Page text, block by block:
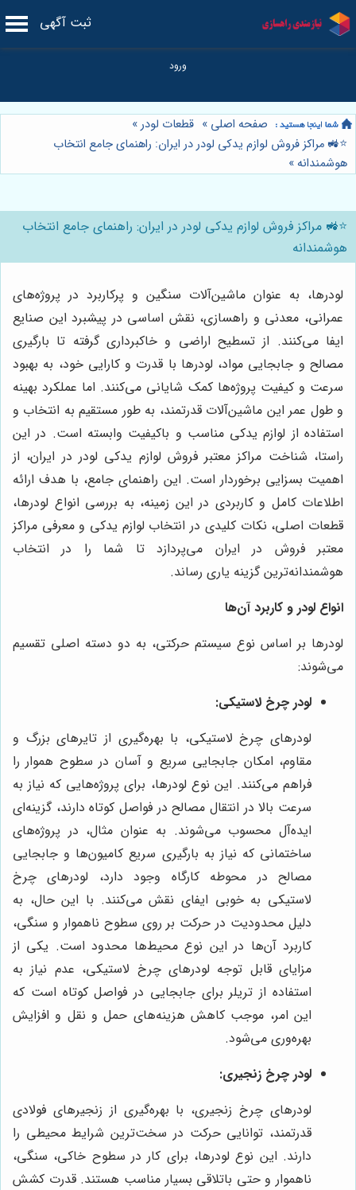
ثبت آگهی
صفحه اصلی » قطعات لودر»
⭐️🚜 مراکز فروش لوازم یدکی لودر در ایران: راهنمای جامع انتخاب
هوشمندانه»
⭐️🚜 مراکز فروش لوازم یدکی لودر در ایران: راهنمای جامع انتخاب
هوشمندانه
لودرها، به عنوان ماشین‌آلات سنگین و پرکاربرد در پروژه‌های
عمرانی، معدنی و راهسازی، نقش اساسی در پیشبرد این صنایع
ایفا می‌کنند. از تسطیح اراضی و خاکبرداری گرفته تا بارگیری
مصالح و جابجایی مواد، لودرها با قدرت و کارایی خود، به بهبود
سرعت و کیفیت پروژه‌ها کمک شایانی می‌کنند. اما عملکرد بهینه
و طول عمر این ماشین‌آلات قدرتمند، به طور مستقیم به انتخاب و
استفاده از لوازم یدکی مناسب و باکیفیت وابسته است. در این
راستا، شناخت مراکز معتبر فروش لوازم یدکی لودر در ایران، از
اهمیت بسزایی برخوردار است. این راهنمای جامع، با هدف ارائه
اطلاعات کامل و کاربردی در این زمینه، به بررسی انواع لودرها،
قطعات اصلی، نکات کلیدی در انتخاب لوازم یدکی و معرفی مراکز
معتبر فروش در ایران می‌پردازد تا شما را در انتخاب
هوشمندانه‌ترین گزینه یاری رساند.
انواع لودر و کاربرد آن‌ها
لودرها بر اساس نوع سیستم حرکتی، به دو دسته اصلی تقسیم
می‌شوند:
لودر چرخ لاستیکی:
لودرهای چرخ لاستیکی، با بهره‌گیری از تایرهای بزرگ و
مقاوم، امکان جابجایی سریع و آسان در سطوح هموار را
فراهم می‌کنند. این نوع لودرها، برای پروژه‌هایی که نیاز به
سرعت بالا در انتقال مصالح در فواصل کوتاه دارند، گزینه‌ای
ایده‌آل محسوب می‌شوند. به عنوان مثال، در پروژه‌های
ساختمانی که نیاز به بارگیری سریع کامیون‌ها و جابجایی
مصالح در محوطه کارگاه وجود دارد، لودرهای چرخ
لاستیکی به خوبی ایفای نقش می‌کنند. با این حال، به
دلیل محدودیت در حرکت بر روی سطوح ناهموار و سنگی،
کاربرد آن‌ها در این نوع محیط‌ها محدود است. یکی از
مزایای قابل توجه لودرهای چرخ لاستیکی، عدم نیاز به
استفاده از تریلر برای جابجایی در فواصل کوتاه است که
این امر، موجب کاهش هزینه‌های حمل و نقل و افزایش
بهره‌وری می‌شود.
لودر چرخ زنجیری:
لودرهای چرخ زنجیری، با بهره‌گیری از زنجیرهای فولادی
قدرتمند، توانایی حرکت در سخت‌ترین شرایط محیطی را
دارند. این نوع لودرها، برای کار در سطوح خاکی، سنگی،
ناهموار و حتی باتلاقی بسیار مناسب هستند. قدرت کشش